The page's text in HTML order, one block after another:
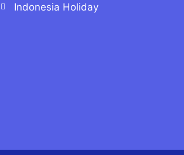
Indonesia Holiday